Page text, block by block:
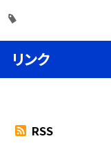
リンク
RSS